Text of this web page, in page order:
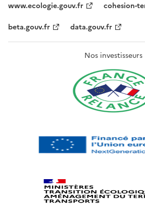
www.ecologie.gouv.fr
cohesion-
beta.gouv.fr
data.gouv.fr
Nos investisseurs